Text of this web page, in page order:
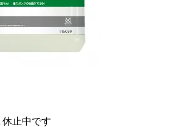
止中です